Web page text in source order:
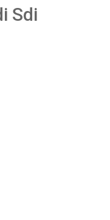
Sdi